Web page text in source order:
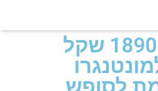
החל מ-1890 שקל